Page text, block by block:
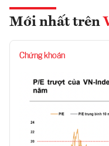
Mới nhất trên
Chứng khoán